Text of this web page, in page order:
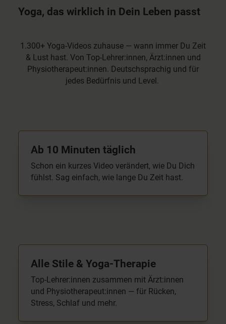
Yoga, das wirklich in Dein Leben passt
1.300+ Yoga-Videos zuhause — wann immer Du Zeit
& Lust hast. Von Top-Lehrer:innen, Ärzt:innen und
Physiotherapeut:innen. Deutschsprachig und für
jedes Bedürfnis und Level.
Ab 10 Minuten täglich
Schon ein kurzes Video verändert, wie Du Dich
fühlst. Sag einfach, wie lange Du Zeit hast.
Alle Stile & Yoga-Therapie
Top-Lehrer:innen zusammen mit Ärzt:innen
und Physiotherapeut:innen — für Rücken,
Stress, Schlaf und mehr.